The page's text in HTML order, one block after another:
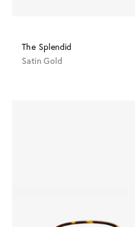
The Splendid
Satin Gold